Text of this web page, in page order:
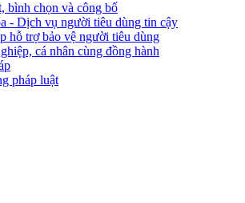
bình chọn và công bố
- Dịch vụ người tiêu dùng tin cậy
hỗ trợ bảo vệ người tiêu dùng
cá nhân cùng đồng hành
pháp luật